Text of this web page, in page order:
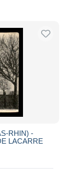
RHIN) -
LACARRE